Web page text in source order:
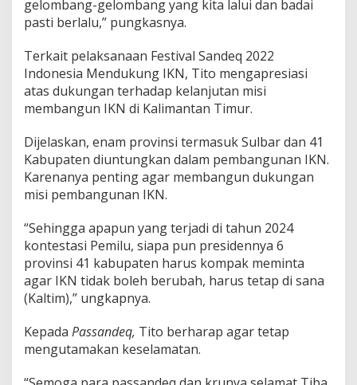
a
n
a
I
n
i
gelombang-gelombang yang kita lalui dan badai
pasti berlalu,” pungkasnya.
Terkait pelaksanaan Festival Sandeq 2022
Indonesia Mendukung IKN, Tito mengapresiasi
atas dukungan terhadap kelanjutan misi
membangun IKN di Kalimantan Timur.
Dijelaskan, enam provinsi termasuk Sulbar dan 41
Kabupaten diuntungkan dalam pembangunan IKN.
Karenanya penting agar membangun dukungan
misi pembangunan IKN.
“Sehingga apapun yang terjadi di tahun 2024
kontestasi Pemilu, siapa pun presidennya 6
provinsi 41 kabupaten harus kompak meminta
agar IKN tidak boleh berubah, harus tetap di sana
(Kaltim),” ungkapnya.
Kepada Passandeq, Tito berharap agar tetap
mengutamakan keselamatan.